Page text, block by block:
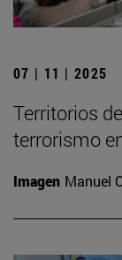
07 | 11 | 2025
Territorios
terrorismo
Imagen Manuel